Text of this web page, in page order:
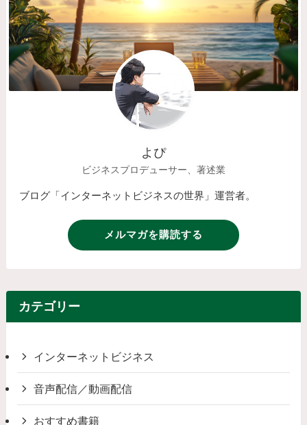
よぴ
ビジネスプロデューサー、著述業
ブログ「インターネットビジネスの世界」運営者。
メルマガを購読する
カテゴリー
インターネットビジネス
音声配信／動画配信
おすすめ書籍